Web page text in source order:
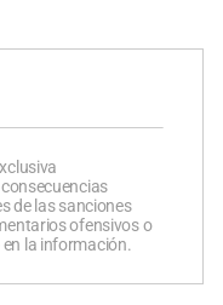
de las sanciones
ofensivos o
la información.